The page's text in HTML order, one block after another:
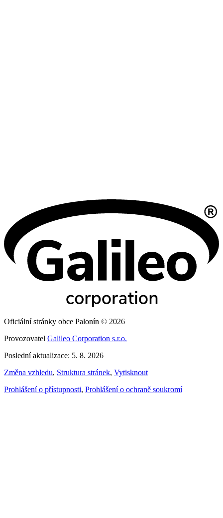
Oficiální stránky obce Palonín © 2026
Provozovatel Galileo Corporation s.r.o.
Poslední aktualizace: 5. 8. 2026
Změna vzhledu, Struktura stránek, Vytisknout
Prohlášení o přístupnosti, Prohlášení o ochraně soukromí